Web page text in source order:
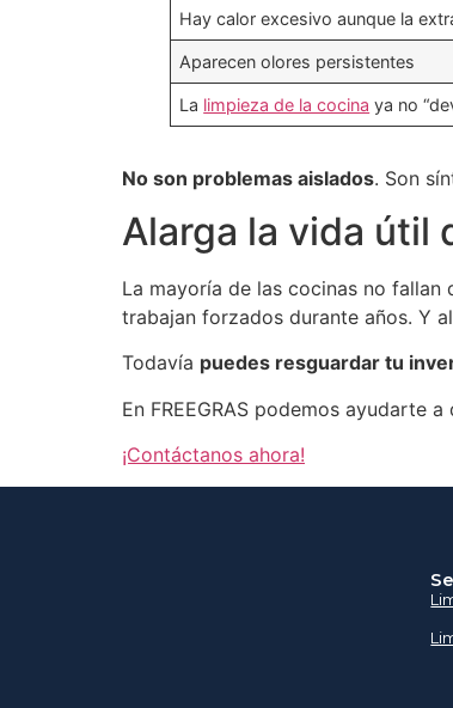
Hay calor excesivo aunque la
Aparecen olores persistentes
La limpieza de la cocina ya no
No son problemas aislados. Son
Alarga la vida útil
La mayoría de las cocinas no
trabajan forzados durante años. Y
Todavía puedes resguardar tu
En FREEGRAS podemos ayudarte
¡Contáctanos ahora!